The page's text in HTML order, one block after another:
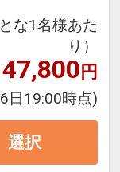
ございま
プラン」
付プラ
な1名様あた
り）
47,800円
日19:00時点)
選択